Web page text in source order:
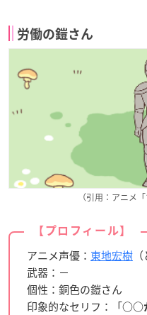
労働の鎧さん
（引用：アニメ
【プロフィール】
アニメ声優： 東地宏樹
武器：－
個性：銅色の鎧さん
印象的なセリフ：「○○